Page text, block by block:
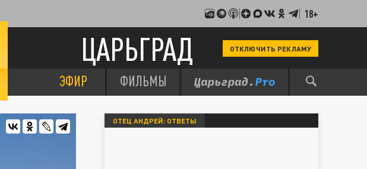
18+
ЦАРЬГРАД ОТКЛЮЧИТЬ РЕКЛАМУ
ЭФИР ФИЛЬМЫ
ОТЕЦ АНДРЕЙ: ОТВЕТЫ